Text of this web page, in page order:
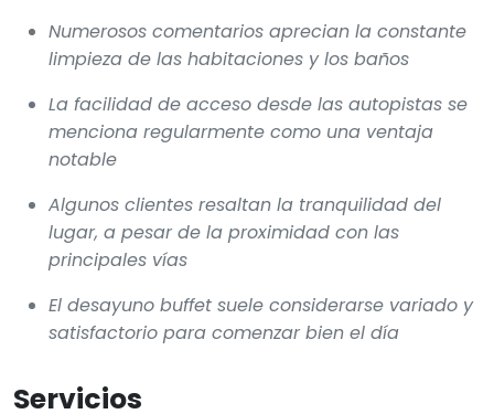
Numerosos comentarios aprecian la constante
limpieza de las habitaciones y los baños
La facilidad de acceso desde las autopistas se
menciona regularmente como una ventaja
notable
Algunos clientes resaltan la tranquilidad del
lugar, a pesar de la proximidad con las
principales vías
El desayuno buffet suele considerarse variado y
satisfactorio para comenzar bien el día
Servicios